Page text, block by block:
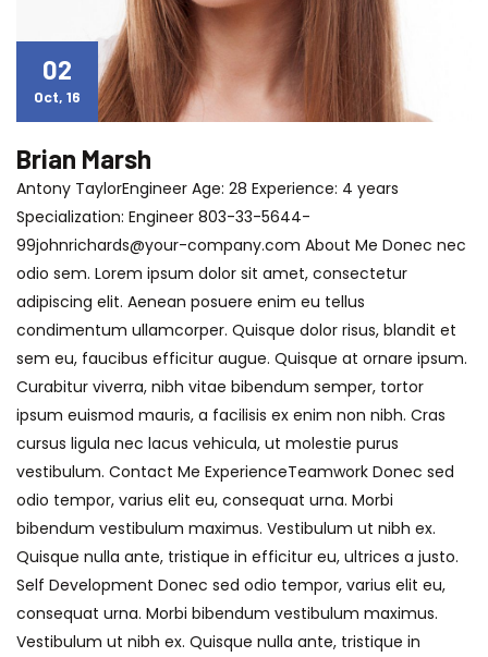
02
Oct, 16
Brian Marsh
Antony TaylorEngineer Age: 28 Experience: 4 years
Specialization: Engineer 803-33-5644-
99johnrichards@your-company.com About Me Donec nec
odio sem. Lorem ipsum dolor sit amet, consectetur
adipiscing elit. Aenean posuere enim eu tellus
condimentum ullamcorper. Quisque dolor risus, blandit et
sem eu, faucibus efficitur augue. Quisque at ornare ipsum.
Curabitur viverra, nibh vitae bibendum semper, tortor
ipsum euismod mauris, a facilisis ex enim non nibh. Cras
cursus ligula nec lacus vehicula, ut molestie purus
vestibulum. Contact Me ExperienceTeamwork Donec sed
odio tempor, varius elit eu, consequat urna. Morbi
bibendum vestibulum maximus. Vestibulum ut nibh ex.
Quisque nulla ante, tristique in efficitur eu, ultrices a justo.
Self Development Donec sed odio tempor, varius elit eu,
consequat urna. Morbi bibendum vestibulum maximus.
Vestibulum ut nibh ex. Quisque nulla ante, tristique in